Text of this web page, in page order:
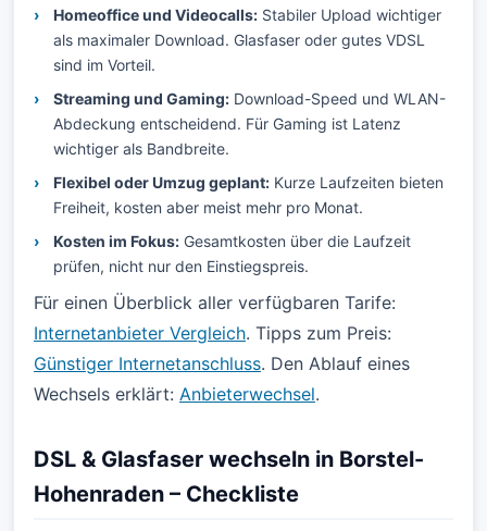
Homeoffice und Videocalls: Stabiler Upload wichtiger
als maximaler Download. Glasfaser oder gutes VDSL
sind im Vorteil.
Streaming und Gaming: Download-Speed und WLAN-
Abdeckung entscheidend. Für Gaming ist Latenz
wichtiger als Bandbreite.
Flexibel oder Umzug geplant: Kurze Laufzeiten bieten
Freiheit, kosten aber meist mehr pro Monat.
Kosten im Fokus: Gesamtkosten über die Laufzeit
prüfen, nicht nur den Einstiegspreis.
Für einen Überblick aller verfügbaren Tarife:
Internetanbieter Vergleich. Tipps zum Preis:
Günstiger Internetanschluss. Den Ablauf eines
Wechsels erklärt: Anbieterwechsel.
DSL & Glasfaser wechseln in Borstel-
Hohenraden – Checkliste